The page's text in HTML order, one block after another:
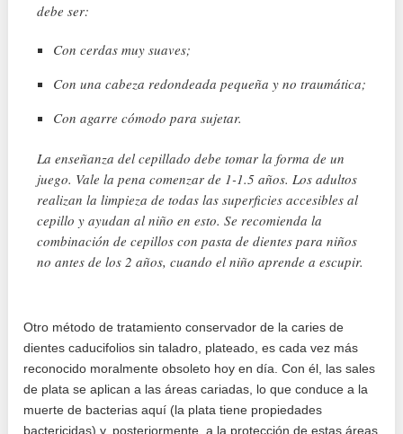
debe ser:
Con cerdas muy suaves;
Con una cabeza redondeada pequeña y no traumática;
Con agarre cómodo para sujetar.
La enseñanza del cepillado debe tomar la forma de un
juego. Vale la pena comenzar de 1-1.5 años. Los adultos
realizan la limpieza de todas las superficies accesibles al
cepillo y ayudan al niño en esto. Se recomienda la
combinación de cepillos con pasta de dientes para niños
no antes de los 2 años, cuando el niño aprende a escupir.
Otro método de tratamiento conservador de la caries de
dientes caducifolios sin taladro, plateado, es cada vez más
reconocido moralmente obsoleto hoy en día. Con él, las sales
de plata se aplican a las áreas cariadas, lo que conduce a la
muerte de bacterias aquí (la plata tiene propiedades
bactericidas) y, posteriormente, a la protección de estas áreas